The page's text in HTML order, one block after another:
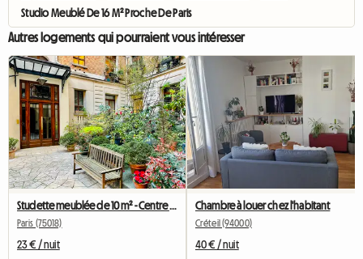
Studio Meublé De 16 M² Proche De Paris
Autres logements qui pourraient vous intéresser
Paris (75018)
23 € / nuit
Chambre à louer chez l'habitant
Créteil (94000)
40 € / nuit